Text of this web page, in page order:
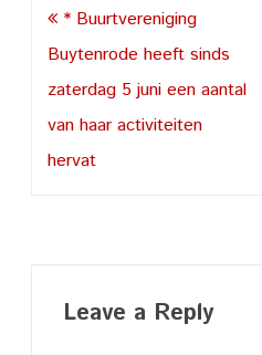
Post
navigation
* Buurtvereniging
Buytenrode heeft sinds
zaterdag 5 juni een aantal
van haar activiteiten
hervat
Leave a Reply